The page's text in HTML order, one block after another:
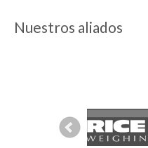
Nuestros aliados